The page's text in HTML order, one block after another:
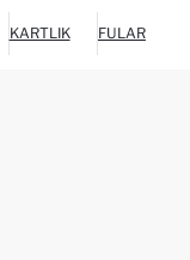
KARTLIK FULAR